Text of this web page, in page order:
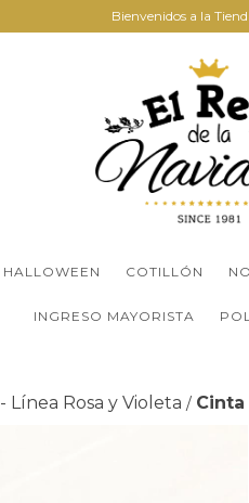
Bienvenidos a la
HALLOWEEN COTILLÓN
INGRESO MAYORISTA
- Línea Rosa y Violeta / Cinta